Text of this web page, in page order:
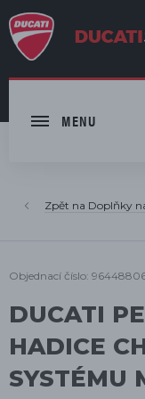
MENU
Doplňky
Objednací číslo:
DUCATI
HADICE
SYSTÉMU